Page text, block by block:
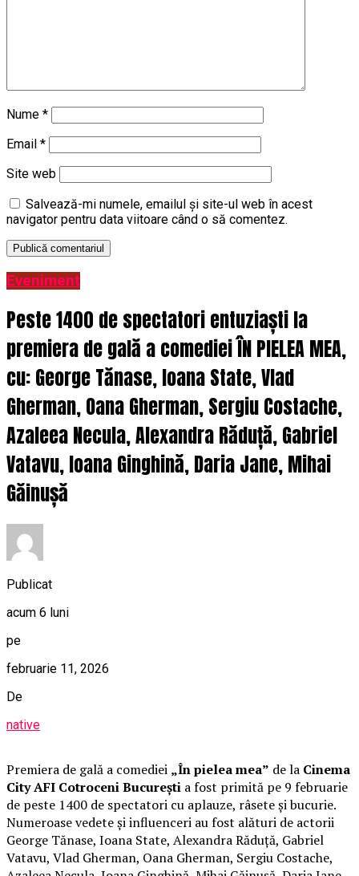
Nume *
Email *
Site web
Salvează-mi numele, emailul și site-ul web în acest
navigator pentru data viitoare când o să comentez.
Eveniment
Peste 1400 de spectatori entuziaști la
premiera de gală a comediei ÎN PIELEA MEA,
cu: George Tănase, Ioana State, Vlad
Gherman, Oana Gherman, Sergiu Costache,
Azaleea Necula, Alexandra Răduță, Gabriel
Vatavu, Ioana Ginghină, Daria Jane, Mihai
Găinușă
Publicat
acum 6 luni
pe
februarie 11, 2026
De
native
Premiera de gală a comediei „În pielea mea” de la Cinema
City AFI Cotroceni București a fost primită pe 9 februarie
de peste 1400 de spectatori cu aplauze, râsete și bucurie.
Numeroase vedete și influenceri au fost alături de actorii
George Tănase, Ioana State, Alexandra Răduță, Gabriel
Vatavu, Vlad Gherman, Oana Gherman, Sergiu Costache,